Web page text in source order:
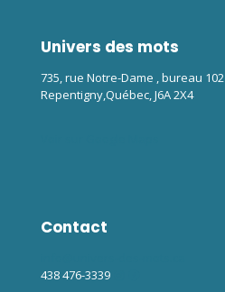
Univers des mots
735, rue Notre-Dame , bureau 102
Repentigny,Québec, J6A 2X4
Contact
438 476-3339